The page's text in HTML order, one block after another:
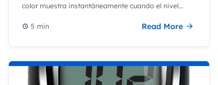
color muestra instantáneamente cuando el nivel...
5 min Read More